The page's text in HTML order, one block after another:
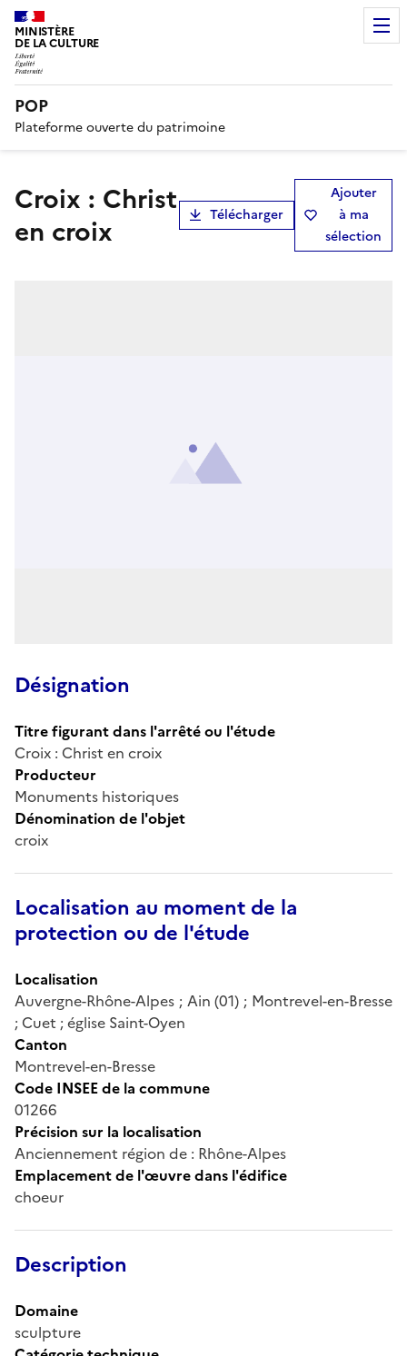
MINISTÈRE
DE LA CULTURE
POP
Plateforme ouverte du patrimoine
Croix : Christ
en croix
Télécharger
Ajouter
à ma
sélection
Désignation
Titre figurant dans l'arrêté ou l'étude
Croix : Christ en croix
Producteur
Monuments historiques
Dénomination de l'objet
croix
Localisation au moment de la
protection ou de l'étude
Localisation
Auvergne-Rhône-Alpes ; Ain (01) ; Montrevel-en-Bresse
; Cuet ; église Saint-Oyen
Canton
Montrevel-en-Bresse
Code INSEE de la commune
01266
Précision sur la localisation
Anciennement région de : Rhône-Alpes
Emplacement de l'œuvre dans l'édifice
choeur
Description
Domaine
sculpture